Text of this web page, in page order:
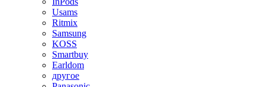
Usams
Ritmix
Samsung
KOSS
Smartbuy
Earldom
другое